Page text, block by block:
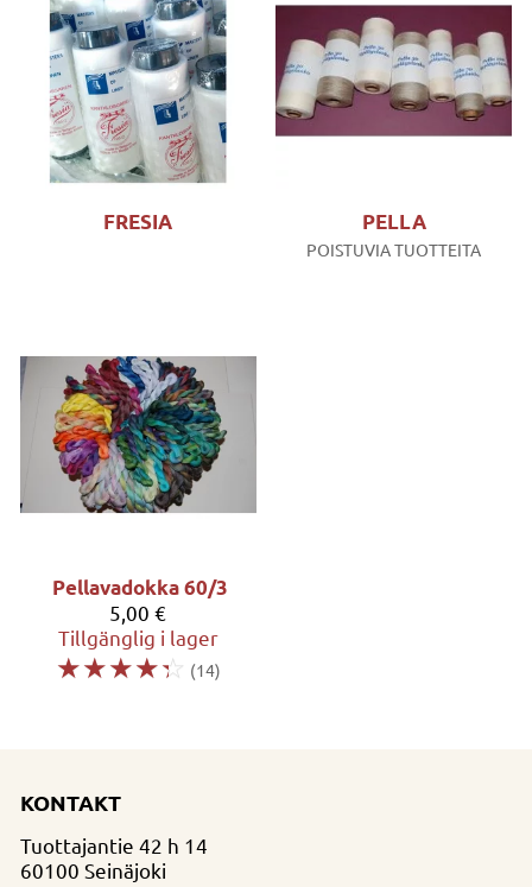
FRESIA PELLA
POISTUVIA TUOTTEITA
Pellavadokka 60/3
5,00 €
Tillgänglig i lager
☆☆☆☆☆ (14)
KONTAKT
Tuottajantie 42 h 14
60100 Seinäjoki